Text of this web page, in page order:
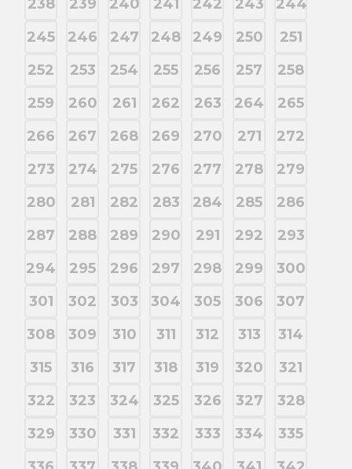
238
239 240 241 242 243
244
245
246 247 248 249 250
251
252
253 254 255 256 257
258
259
260 261 262 263 264
265
266
267 268 269 270 271
272
273
274 275 276 277 278
279
280
281 282 283 284 285
286
287
288 289 290 291 292
293
294
295 296 297 298 299
300
301
302 303 304 305 306
307
308
309 310 311 312 313
314
315
316 317 318 319 320
321
322
323 324 325 326 327
328
329
330 331 332 333 334
335